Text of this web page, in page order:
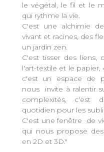
le végétal, le fil et le
qui rythme la vie.
C'est une alchimie
vivant et racines, des
un jardin zen.
C'est tisser des liens,
l'art-textile et le
c'est un espace de
nous invite à ralentir
complexités, c'est
quotidien pour les
C'est une fenêtre de
qui nous propose
en 2D et 3D."